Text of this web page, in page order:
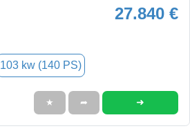
27.840 €
103 kw (140 PS)
★ ➦ ➜